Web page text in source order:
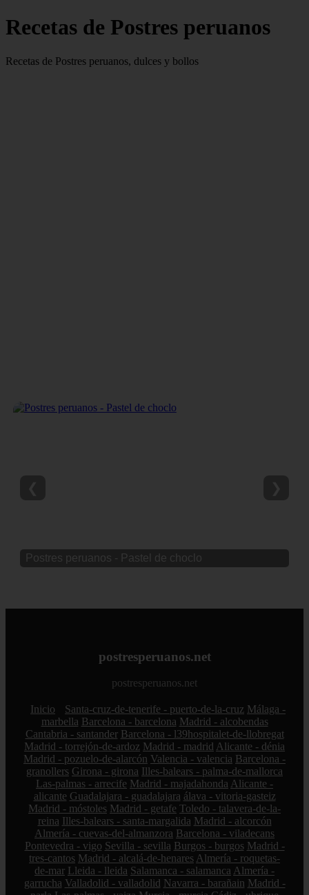
Recetas de Postres peruanos
Recetas de Postres peruanos, dulces y bollos
Postres peruanos - Pastel de choclo
postresperuanos.net
postresperuanos.net
Inicio Santa-cruz-de-tenerife - puerto-de-la-cruz Málaga -
marbella Barcelona - barcelona Madrid - alcobendas
Cantabria - santander Barcelona - l39hospitalet-de-llobregat
Madrid - torrejón-de-ardoz Madrid - madrid Alicante - dénia
Madrid - pozuelo-de-alarcón Valencia - valencia Barcelona -
granollers Girona - girona Illes-balears - palma-de-mallorca
Las-palmas - arrecife Madrid - majadahonda Alicante -
alicante Guadalajara - guadalajara álava - vitoria-gasteiz
Madrid - móstoles Madrid - getafe Toledo - talavera-de-la-
reina Illes-balears - santa-margalida Madrid - alcorcón
Almería - cuevas-del-almanzora Barcelona - viladecans
Pontevedra - vigo Sevilla - sevilla Burgos - burgos Madrid -
tres-cantos Madrid - alcalá-de-henares Almería - roquetas-
de-mar Lleida - lleida Salamanca - salamanca Almería -
garrucha Valladolid - valladolid Navarra - barañain Madrid -